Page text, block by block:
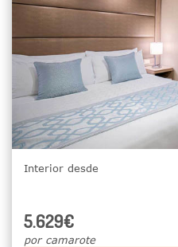
Interior desde
5.629€
por camarote